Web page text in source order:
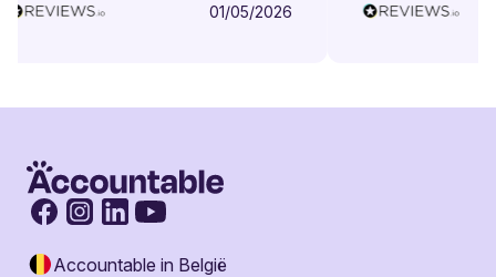
01/05/2026
Accountable in België